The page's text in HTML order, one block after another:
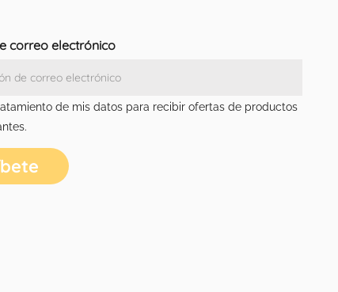
correo electrónico
de mis datos para recibir ofertas de productos